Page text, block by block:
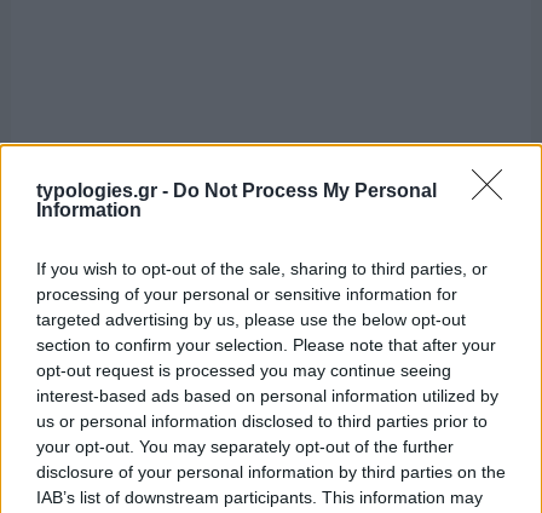
typologies.gr - Do Not Process My Personal
Information
If you wish to opt-out of the sale, sharing to third parties, or
processing of your personal or sensitive information for
targeted advertising by us, please use the below opt-out
section to confirm your selection. Please note that after your
opt-out request is processed you may continue seeing
interest-based ads based on personal information utilized by
us or personal information disclosed to third parties prior to
your opt-out. You may separately opt-out of the further
disclosure of your personal information by third parties on the
IAB’s list of downstream participants. This information may